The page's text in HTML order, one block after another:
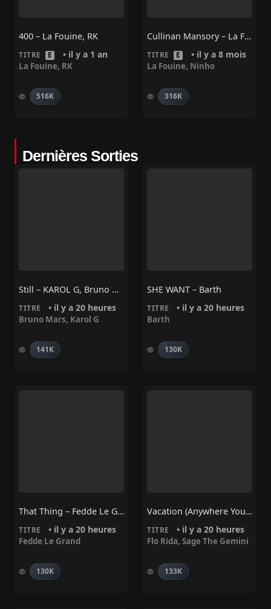
400 – La Fouine, RK
TITRE E • il y a 1 an
La Fouine, RK
516K
Cullinan Mansory – La Fouine, Ninho
TITRE E • il y a 8 mois
La Fouine, Ninho
316K
Dernières Sorties
Still – KAROL G, Bruno Mars
TITRE • il y a 20 heures
Bruno Mars, Karol G
141K
SHE WANT – Barth
TITRE • il y a 20 heures
Barth
130K
That Thing – Fedde Le Grand
TITRE • il y a 20 heures
Fedde Le Grand
130K
Vacation (Anywhere You Wanna Go) – Flo Rida, Sage The Gemini
TITRE • il y a 20 heures
Flo Rida, Sage The Gemini
133K